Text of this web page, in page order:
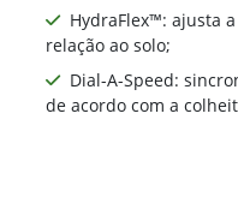
HydraFlex™: ajusta
relação ao solo;
Dial-A-Speed:
de acordo com a